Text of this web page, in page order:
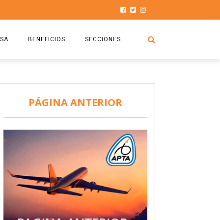
BENEFICIOS
COMISIÓN
SECCIONES
SEGURIDAD AÉREA
TURISMO Y RECREACIÓN
VIDEOS
PÁGINA ANTERIOR